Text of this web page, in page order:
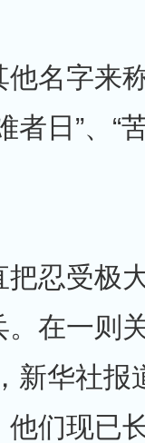
名字来
者日”、“
忍受极
在一则
新华社报
们现已